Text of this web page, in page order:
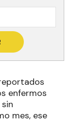
enfermos
mes, ese